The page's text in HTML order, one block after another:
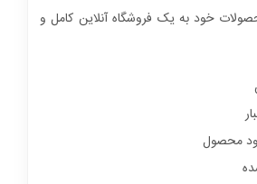
خود به یک فروشگاه آنلاین کامل و
محصول